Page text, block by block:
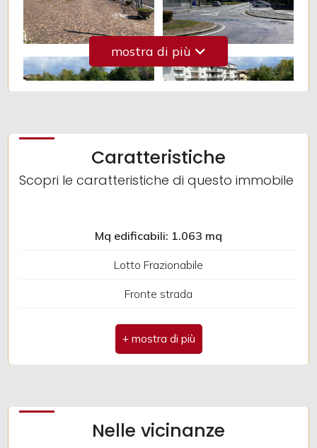
mostra di più
Caratteristiche
Scopri le caratteristiche di questo immobile
Mq edificabili: 1.063 mq
Lotto Frazionabile
Fronte strada
Condutture Acqua
Metano
Nelle vicinanze
Camere
minime